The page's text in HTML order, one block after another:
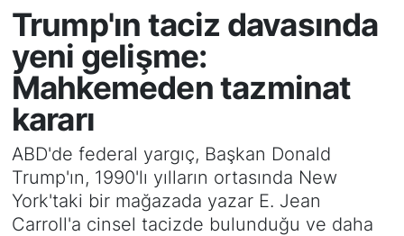
Trump'ın taciz davasında
yeni gelişme:
Mahkemeden tazminat
kararı
ABD'de federal yargıç, Başkan Donald
Trump'ın, 1990'lı yılların ortasında New
York'taki bir mağazada yazar E. Jean
Carroll'a cinsel tacizde bulunduğu ve daha
Ekonomi
Dünya
Kültür ve Sanat
Eğitim
Bilim ve Teknoloji
Namaz Vakitleri
Trafik Durumu
Süper Lig Puan Durumu ve Fikstür
Tüm Manşetler
Son Dakika Haberleri